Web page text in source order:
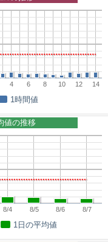
4 6 8 10 12 14
1時間値
8/4 8/5 8/6 8/7
値の推移
1日の平均値